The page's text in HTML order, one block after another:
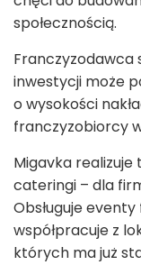
społecznością.
Franczyzodawca
inwestycji może
o wysokości
franczyzobiorcy
Migavka
cateringi – dla
Obsługuje
współpracuje z
których ma już